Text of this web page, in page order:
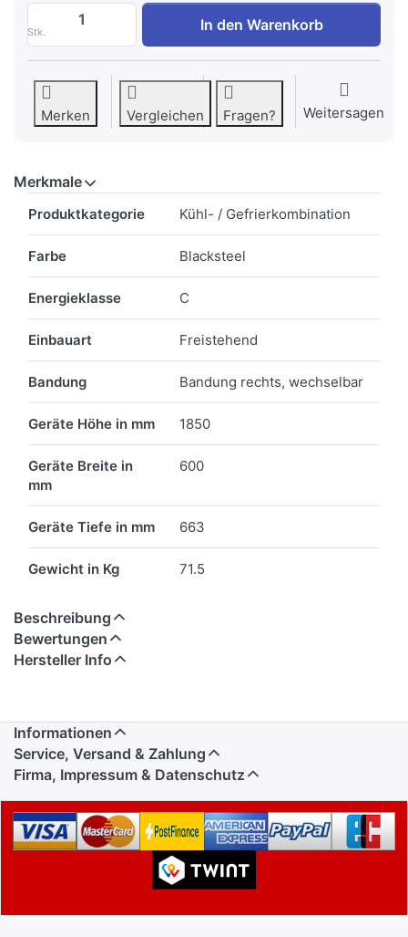
Stk.
ASKO RFN 23841 B Kühl-
In den Warenkorb
Merken Vergleichen Fragen? Weitersagen
Merkmale
Produktkategorie Kühl- / Gefrierkombination
Farbe Blacksteel
Energieklasse C
Einbauart Freistehend
Bandung Bandung rechts, wechselbar
Geräte Höhe in mm 1850
Geräte Breite in
mm
600
Geräte Tiefe in mm 663
Gewicht in Kg 71.5
Beschreibung
Bewertungen
Hersteller Info
Informationen
Service, Versand & Zahlung
Firma, Impressum & Datenschutz